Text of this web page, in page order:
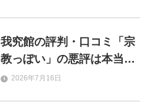
我究館の評判・口コミ「宗
教っぽい」の悪評は本当？
利用するメリットや登録の
2026年7月16日